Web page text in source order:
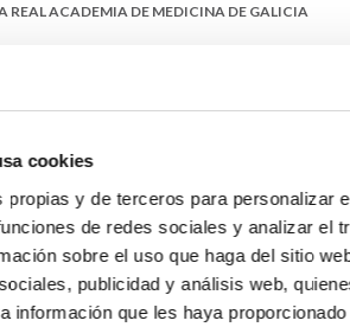
cookies
propias y de terceros para personalizar
de redes sociales y analizar el
sobre el uso que haga del sitio
publicidad y análisis web,
información que les haya
REAL ACADEMIA DE MEDICINA DE GALICIA
PARA MÉDICOS INTERNOS RESIDENTES
LAS EXENCIONES MÉDICAS PARA EL USO
CINTURÓN DE SEGURIDAD